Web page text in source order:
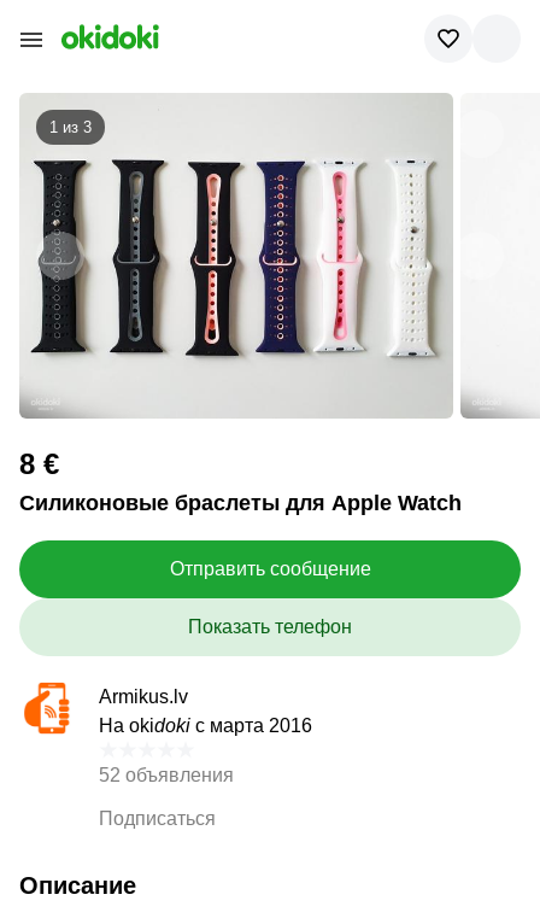
1 из 3
8 €
Силиконовые браслеты для Apple Watch
Отправить сообщение
Показать телефон
Armikus.lv
На okidoki с марта 2016
52 объявления
Подписаться
Описание